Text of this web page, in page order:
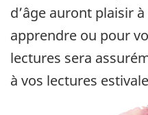
d’âge auront plaisir
apprendre ou pour
lectures sera
à vos lectures